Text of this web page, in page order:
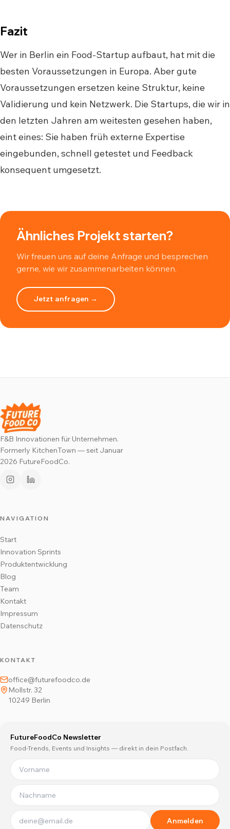
Fazit
Wer in Berlin ein Food-Startup aufbaut, hat mit die
besten Voraussetzungen in Europa. Aber gute
Voraussetzungen ersetzen keine Struktur, keine
Validierung und kein Netzwerk. Die Startups, die wir in
den letzten Jahren am weitesten gesehen haben,
eint eines: Sie haben früh externe Expertise
eingebunden, schnell getestet und Feedback
konsequent umgesetzt.
Ähnliches Projekt starten?
Wir freuen uns auf deine Anfrage und besprechen
gerne, wie wir zusammenarbeiten können.
Jetzt anfragen →
F&B Innovationen für Unternehmen.
Formerly KitchenTown — seit Januar
2026 FutureFoodCo.
NAVIGATION
Start
Innovation Sprints
Produktentwicklung
Blog
Team
Kontakt
Impressum
Datenschutz
KONTAKT
office@futurefoodco.de
Mollstr. 32
10249 Berlin
FutureFoodCo Newsletter
Food-Trends, Events und Insights — direkt in dein Postfach.
Anmelden